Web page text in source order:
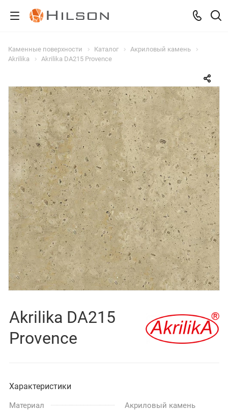
Каменные поверхности Каталог
Акриловый камень
Akrilika
Akrilika DA215 Provence
Akrilika DA215
Provence
Характеристики
Материал
Акриловый камень